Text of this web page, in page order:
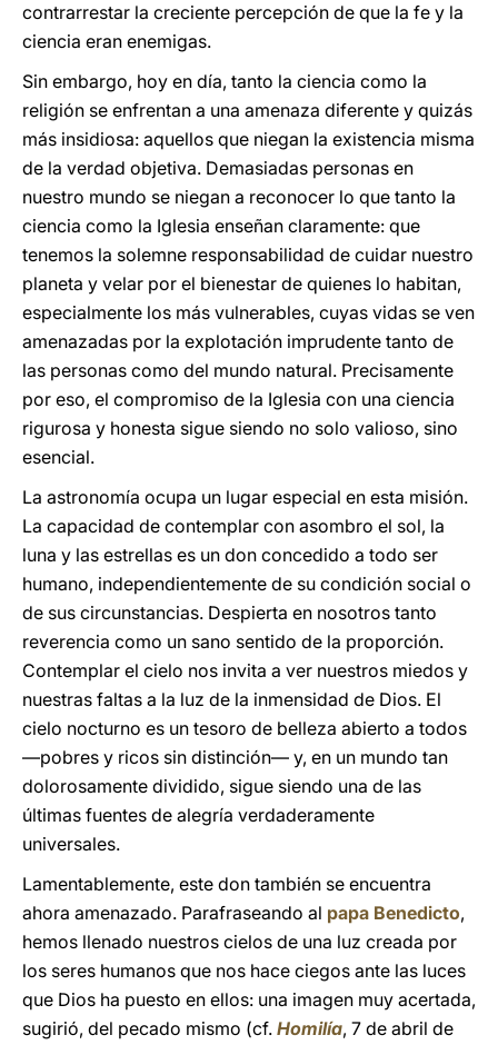
contrarrestar la creciente percepción de que la fe y la
ciencia eran enemigas.
Sin embargo, hoy en día, tanto la ciencia como la
religión se enfrentan a una amenaza diferente y quizás
más insidiosa: aquellos que niegan la existencia misma
de la verdad objetiva. Demasiadas personas en
nuestro mundo se niegan a reconocer lo que tanto la
ciencia como la Iglesia enseñan claramente: que
tenemos la solemne responsabilidad de cuidar nuestro
planeta y velar por el bienestar de quienes lo habitan,
especialmente los más vulnerables, cuyas vidas se ven
amenazadas por la explotación imprudente tanto de
las personas como del mundo natural. Precisamente
por eso, el compromiso de la Iglesia con una ciencia
rigurosa y honesta sigue siendo no solo valioso, sino
esencial.
La astronomía ocupa un lugar especial en esta misión.
La capacidad de contemplar con asombro el sol, la
luna y las estrellas es un don concedido a todo ser
humano, independientemente de su condición social o
de sus circunstancias. Despierta en nosotros tanto
reverencia como un sano sentido de la proporción.
Contemplar el cielo nos invita a ver nuestros miedos y
nuestras faltas a la luz de la inmensidad de Dios. El
cielo nocturno es un tesoro de belleza abierto a todos
—pobres y ricos sin distinción— y, en un mundo tan
dolorosamente dividido, sigue siendo una de las
últimas fuentes de alegría verdaderamente
universales.
Lamentablemente, este don también se encuentra
ahora amenazado. Parafraseando al papa Benedicto,
hemos llenado nuestros cielos de una luz creada por
los seres humanos que nos hace ciegos ante las luces
que Dios ha puesto en ellos: una imagen muy acertada,
sugirió, del pecado mismo (cf. Homilía, 7 de abril de